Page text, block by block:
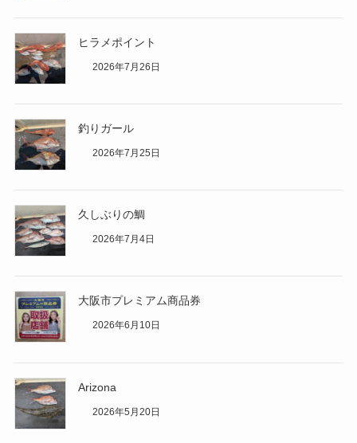
ヒラメポイント
2026年7月26日
釣りガール
2026年7月25日
久しぶりの鯛
2026年7月4日
大阪市プレミアム商品券
2026年6月10日
Arizona
2026年5月20日